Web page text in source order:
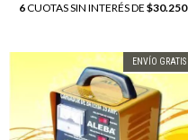
6CUOTAS SIN INTERÉS DE $30.250
ENVÍO GRATIS